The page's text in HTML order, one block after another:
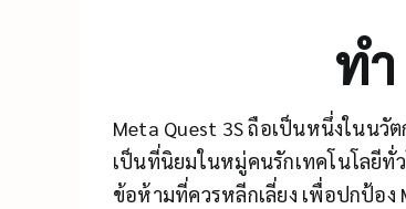
ทำ
Meta Quest 3S ถือเป็นหนึ่งในนวั
เป็นที่นิยมในหมู่คนรักเทคโนโลยีทั่
ข้อห้ามที่ควรหลีกเลี่ยง เพื่อปกป้อง